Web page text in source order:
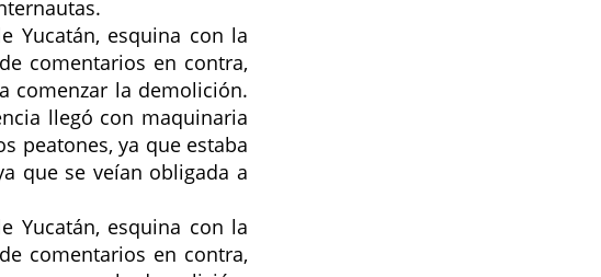
Yucatán, esquina con la
comentarios en contra,
comenzar la demolición.
llegó con maquinaria
peatones, ya que estaba
que se veían obligada a
Yucatán, esquina con la
comentarios en contra,